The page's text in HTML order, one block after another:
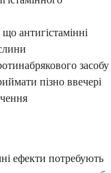
антигістамінні
засобу
пізно ввечері
ефекти потребують